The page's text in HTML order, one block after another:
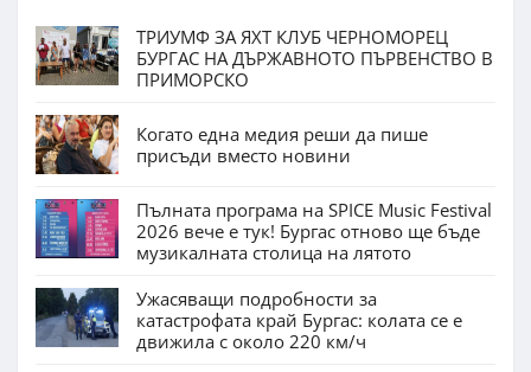
ТРИУМФ ЗА ЯХТ КЛУБ ЧЕРНОМОРЕЦ
БУРГАС НА ДЪРЖАВНОТО ПЪРВЕНСТВО В
ПРИМОРСКО
Когато една медия реши да пише
присъди вместо новини
Пълната програма на SPICE Music Festival
2026 вече е тук! Бургас отново ще бъде
музикалната столица на лятото
Ужасяващи подробности за
катастрофата край Бургас: колата се е
движила с около 220 км/ч